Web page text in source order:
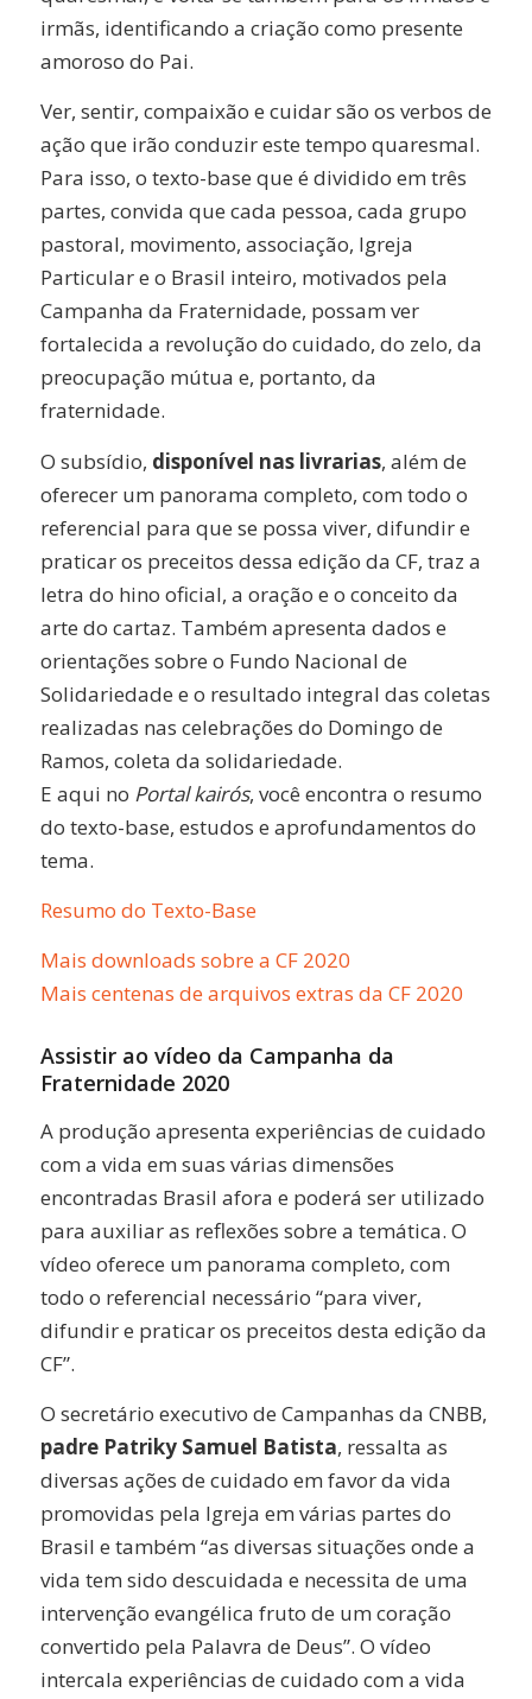
irmãs, identificando a criação como presente
amoroso do Pai.
Ver, sentir, compaixão e cuidar são os verbos de
ação que irão conduzir este tempo quaresmal.
Para isso, o texto-base que é dividido em três
partes, convida que cada pessoa, cada grupo
pastoral, movimento, associação, Igreja
Particular e o Brasil inteiro, motivados pela
Campanha da Fraternidade, possam ver
fortalecida a revolução do cuidado, do zelo, da
preocupação mútua e, portanto, da
fraternidade.
O subsídio, disponível nas livrarias, além de
oferecer um panorama completo, com todo o
referencial para que se possa viver, difundir e
praticar os preceitos dessa edição da CF, traz a
letra do hino oficial, a oração e o conceito da
arte do cartaz. Também apresenta dados e
orientações sobre o Fundo Nacional de
Solidariedade e o resultado integral das coletas
realizadas nas celebrações do Domingo de
Ramos, coleta da solidariedade.
E aqui no Portal kairós, você encontra o resumo
do texto-base, estudos e aprofundamentos do
tema.
Resumo do Texto-Base
Mais downloads sobre a CF 2020
Mais centenas de arquivos extras da CF 2020
Assistir ao vídeo da Campanha da
Fraternidade 2020
A produção apresenta experiências de cuidado
com a vida em suas várias dimensões
encontradas Brasil afora e poderá ser utilizado
para auxiliar as reflexões sobre a temática. O
vídeo oferece um panorama completo, com
todo o referencial necessário “para viver,
difundir e praticar os preceitos desta edição da
CF”.
O secretário executivo de Campanhas da CNBB,
padre Patriky Samuel Batista, ressalta as
diversas ações de cuidado em favor da vida
promovidas pela Igreja em várias partes do
Brasil e também “as diversas situações onde a
vida tem sido descuidada e necessita de uma
intervenção evangélica fruto de um coração
convertido pela Palavra de Deus”. O vídeo
intercala experiências de cuidado com a vida